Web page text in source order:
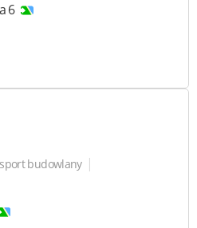
6
budowlany |